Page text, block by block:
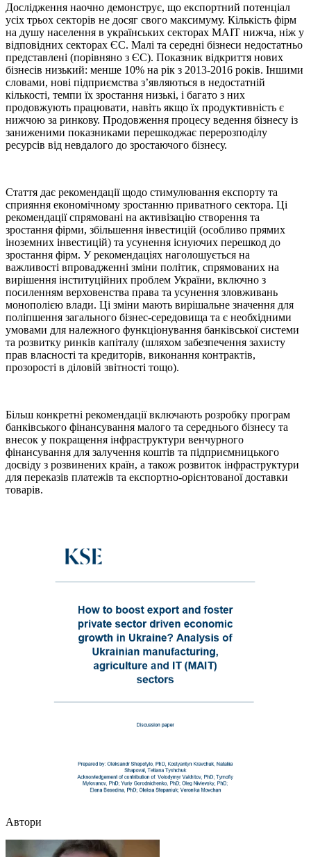
Дослідження наочно демонструє, що експортний потенціал
усіх трьох секторів не досяг свого максимуму. Кількість фірм
на душу населення в українських секторах MAIT нижча, ніж у
відповідних секторах ЄС. Малі та середні бізнеси недостатньо
представлені (порівняно з ЄС). Показник відкриття нових
бізнесів низький: менше 10% на рік з 2013-2016 років. Іншими
словами, нові підприємства з’являються в недостатній
кількості, темпи їх зростання низькі, і багато з них
продовжують працювати, навіть якщо їх продуктивність є
нижчою за ринкову. Продовження процесу ведення бізнесу із
заниженими показниками перешкоджає перерозподілу
ресурсів від невдалого до зростаючого бізнесу.
Стаття дає рекомендації щодо стимулювання експорту та
сприяння економічному зростанню приватного сектора. Ці
рекомендації спрямовані на активізацію створення та
зростання фірми, збільшення інвестицій (особливо прямих
іноземних інвестицій) та усунення існуючих перешкод до
зростання фірм. У рекомендаціях наголошується на
важливості впровадженні зміни політик, спрямованих на
вирішення інституційних проблем України, включно з
посиленням верховенства права та усунення зловживань
монополією влади. Ці зміни мають вирішальне значення для
поліпшення загального бізнес-середовища та є необхідними
умовами для належного функціонування банківської системи
та розвитку ринків капіталу (шляхом забезпечення захисту
прав власності та кредиторів, виконання контрактів,
прозорості в діловій звітності тощо).
Більш конкретні рекомендації включають розробку програм
банківського фінансування малого та середнього бізнесу та
внесок у покращення інфраструктури венчурного
фінансування для залучення коштів та підприємницького
досвіду з розвинених країн, а також розвиток інфраструктури
для переказів платежів та експортно-орієнтованої доставки
товарів.
Автори